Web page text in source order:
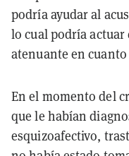
podría ayudar al
lo cual podría
atenuante en
En el momento del
que le habían
esquizoafectivo,